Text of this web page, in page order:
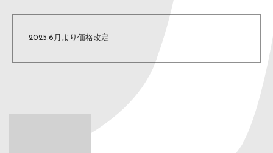
2025.6月より価格改定